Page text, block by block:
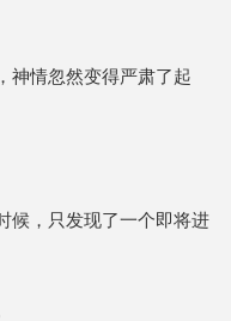
神情忽然变得严肃了起
候，只发现了一个即将进